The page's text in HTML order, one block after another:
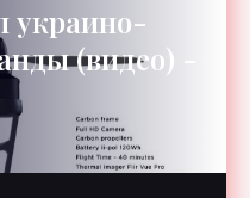
украино-
(видео) -